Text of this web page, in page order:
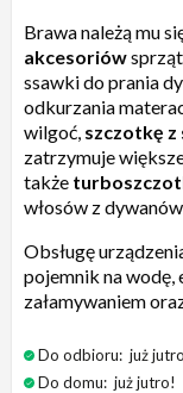
Brawa należą mu
akcesoriów
ssawki do prania
odkurzania
wilgoć, szczotkę
zatrzymuje
także
włosów z dywanów.
Obsługę
pojemnik na wodę,
załamywaniem
Do odbioru: już
Do domu: już jutro!